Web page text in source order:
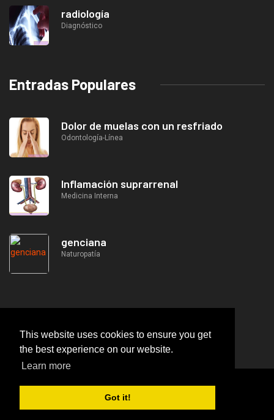
This website uses cookies to ensure you get
the best experience on our website.
Learn more
Got it!
radiología
Diagnóstico
Entradas Populares
Dolor de muelas con un resfriado
Odontología-Línea
Inflamación suprarrenal
Medicina Interna
genciana
Naturopatía
© https://lifeafterjob.com Especializaciones